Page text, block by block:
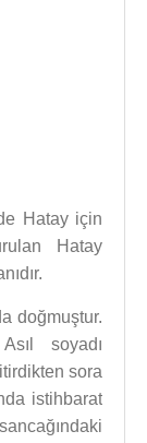
Hatay için
Hatay
doğmuştur.
soyadı
sora
istihbarat